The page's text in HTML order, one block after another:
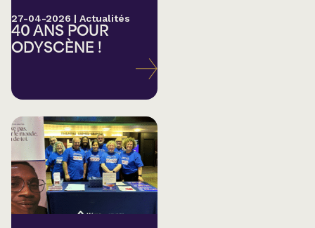
27-04-2026 | Actualités
40 ANS POUR
ODYSCÈNE !